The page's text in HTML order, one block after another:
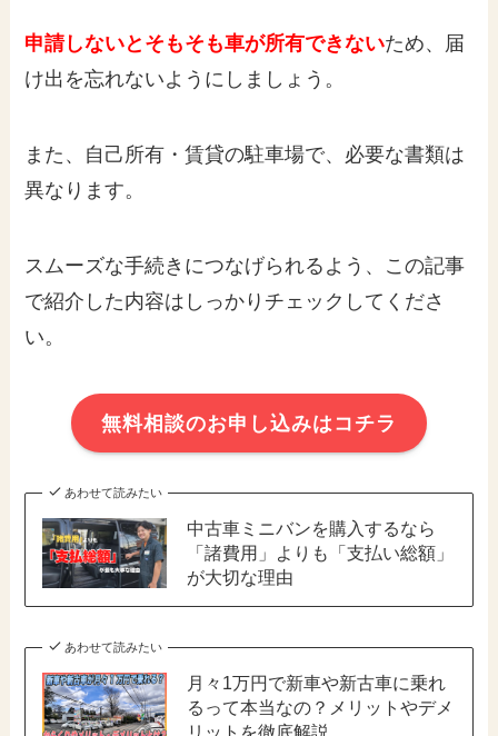
申請しないとそもそも車が所有できないため、届
け出を忘れないようにしましょう。
また、自己所有・賃貸の駐車場で、必要な書類は
異なります。
スムーズな手続きにつなげられるよう、この記事
で紹介した内容はしっかりチェックしてくださ
い。
無料相談のお申し込みはコチラ
あわせて読みたい
中古車ミニバンを購入するなら
「諸費用」よりも「支払い総額」
が大切な理由
あわせて読みたい
月々1万円で新車や新古車に乗れ
るって本当なの？メリットやデメ
リットを徹底解説